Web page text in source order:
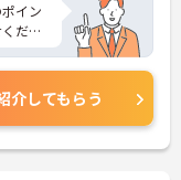
イン
ださ
介してもらう